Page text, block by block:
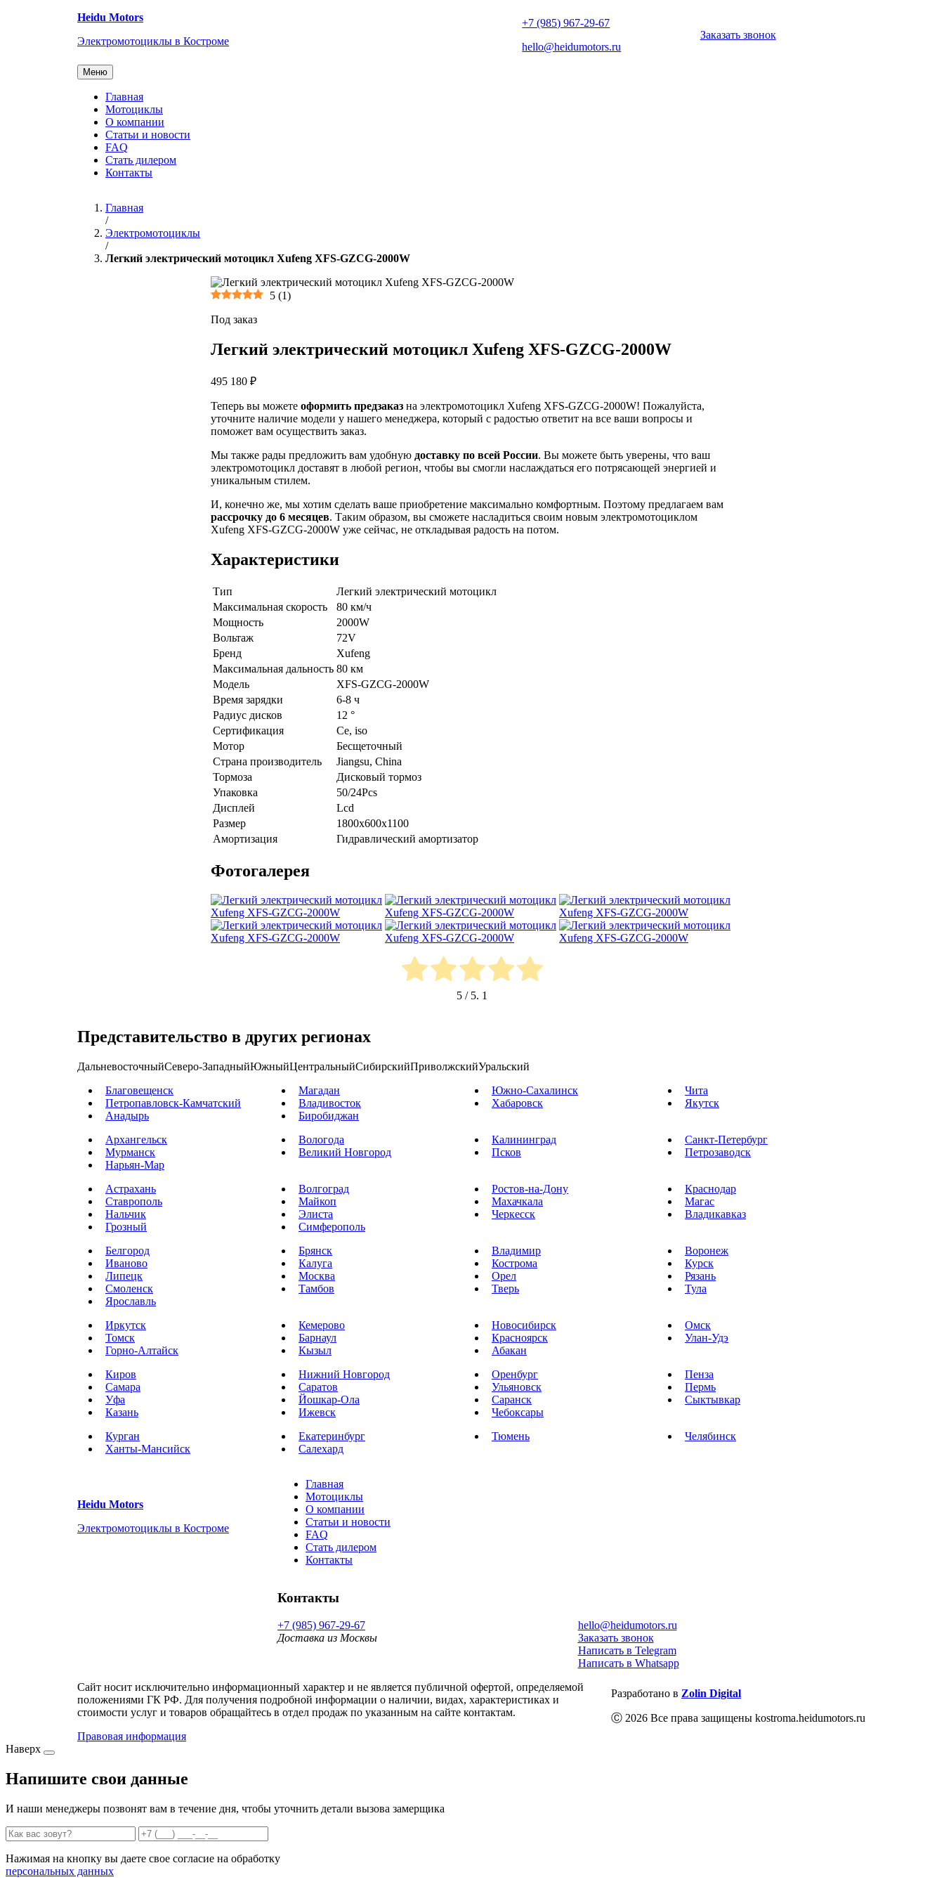
Heidu Motors
Электромотоциклы в Костроме
+7 (985) 967-29-67
hello@heidumotors.ru
Заказать звонок
Меню
Главная
Мотоциклы
О компании
Статьи и новости
FAQ
Стать дилером
Контакты
Главная
/
Электромотоциклы
/
Легкий электрический мотоцикл Xufeng XFS-GZCG-2000W
5 (1)
Под заказ
Легкий электрический мотоцикл Xufeng XFS-GZCG-2000W
495 180 ₽
Теперь вы можете оформить предзаказ на электромотоцикл Xufeng XFS-GZCG-2000W! Пожалуйста,
уточните наличие модели у нашего менеджера, который с радостью ответит на все ваши вопросы и
поможет вам осуществить заказ.
Мы также рады предложить вам удобную доставку по всей России. Вы можете быть уверены, что ваш
электромотоцикл доставят в любой регион, чтобы вы смогли наслаждаться его потрясающей энергией и
уникальным стилем.
И, конечно же, мы хотим сделать ваше приобретение максимально комфортным. Поэтому предлагаем вам
рассрочку до 6 месяцев. Таким образом, вы сможете насладиться своим новым электромотоциклом
Xufeng XFS-GZCG-2000W уже сейчас, не откладывая радость на потом.
Характеристики
Тип
Легкий электрический мотоцикл
Максимальная скорость
80 км/ч
Мощность
2000W
Вольтаж
72V
Бренд
Xufeng
Максимальная дальность 80 км
Модель
XFS-GZCG-2000W
Время зарядки
6-8 ч
Радиус дисков
12 °
Сертификация
Ce, iso
Мотор
Бесщеточный
Страна производитель
Jiangsu, China
Тормоза
Дисковый тормоз
Упаковка
50/24Pcs
Дисплей
Lcd
Размер
1800x600x1100
Амортизация
Гидравлический амортизатор
Фотогалерея
5 / 5. 1
Представительство в других регионах
ДальневосточныйСеверо-ЗападныйЮжныйЦентральныйСибирскийПриволжскийУральский
Благовещенск
Магадан Южно-Сахалинск
Чита
Петропавловск-Камчатский
Владивосток Хабаровск
Якутск
Анадырь
Биробиджан
Архангельск
Вологода Калининград
Санкт-Петербург
Мурманск
Великий Новгород Псков
Петрозаводск
Нарьян-Мар
Астрахань
Волгоград Ростов-на-Дону
Краснодар
Ставрополь
Майкоп Махачкала
Магас
Нальчик
Элиста Черкесск
Владикавказ
Грозный
Симферополь
Белгород
Брянск Владимир
Воронеж
Иваново
Калуга Кострома
Курск
Липецк
Москва Орел
Рязань
Смоленск
Тамбов Тверь
Тула
Ярославль
Иркутск
Кемерово Новосибирск
Омск
Томск
Барнаул Красноярск
Улан-Удэ
Горно-Алтайск
Кызыл
Абакан
Киров
Нижний Новгород Оренбург
Пенза
Самара
Саратов Ульяновск
Пермь
Уфа
Йошкар-Ола Саранск
Сыктывкар
Казань
Ижевск
Чебоксары
Курган
Екатеринбург Тюмень
Челябинск
Ханты-Мансийск
Салехард
Heidu Motors
Электромотоциклы в Костроме
Главная
Мотоциклы
О компании
Статьи и новости
FAQ
Стать дилером
Контакты
Контакты
+7 (985) 967-29-67
Доставка из Москвы
hello@heidumotors.ru
Заказать звонок
Написать в Telegram
Написать в Whatsapp
Сайт носит исключительно информационный характер и не является публичной офертой, определяемой
положениями ГК РФ. Для получения подробной информации о наличии, видах, характеристиках и
стоимости услуг и товаров обращайтесь в отдел продаж по указанным на сайте контактам.
Правовая информация
Разработано в Zolin Digital
Ⓒ 2026 Все права защищены kostroma.heidumotors.ru
Наверх
Напишите свои данные
И наши менеджеры позвонят вам в течение дня, чтобы уточнить детали вызова замерщика
Нажимая на кнопку вы даете свое согласие на обработку
персональных данных